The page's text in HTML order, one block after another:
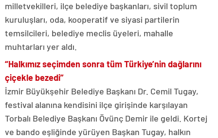
milletvekilleri, ilçe belediye başkanları, sivil toplum
kuruluşları, oda, kooperatif ve siyasi partilerin
temsilcileri, belediye meclis üyeleri, mahalle
muhtarları yer aldı.
“Halkımız seçimden sonra tüm Türkiye’nin dağlarını
çiçekle bezedi”
İzmir Büyükşehir Belediye Başkanı Dr. Cemil Tugay,
festival alanına kendisini ilçe girişinde karşılayan
Torbalı Belediye Başkanı Övünç Demir ile geldi. Kortej
ve bando eşliğinde yürüyen Başkan Tugay, halkın